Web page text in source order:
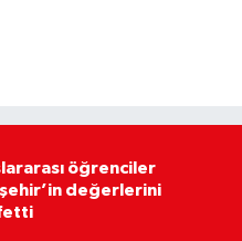
öğrenciler
değerlerini